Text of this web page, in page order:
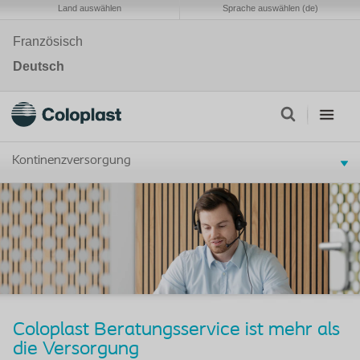
Land auswählen Sprache auswählen (de)
Französisch
Deutsch
Kontinenzversorgung
Coloplast Beratungsservice ist mehr als
die Versorgung